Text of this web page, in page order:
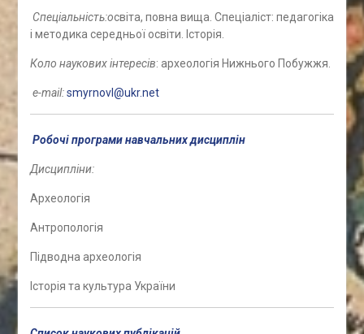
Спеціальність:освіта, повна вища. Спеціаліст: педагогіка
і методика середньої освіти. Історія.
Коло наукових інтересів: археологія Нижнього Побужжя.
е-mail: smyrnovl@ukr.net
Робочі програми навчальних дисциплін
Дисципліни:
Археологія
Антропологія
Підводна археологія
Історія та культура України